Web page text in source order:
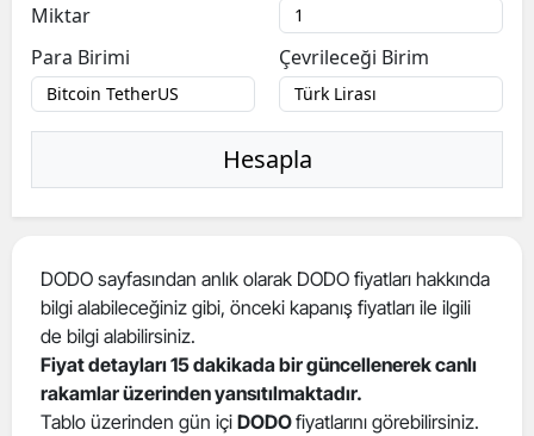
Bitlis
Bolu
Bursa
Çanakkale
Çankırı
Çorum
Denizli
Miktar
Para Birimi
Çevrileceği Birim
Hesapla
DODO sayfasından anlık olarak DODO fiyatları hakkında
bilgi alabileceğiniz gibi, önceki kapanış fiyatları ile ilgili
de bilgi alabilirsiniz.
Fiyat detayları 15 dakikada bir güncellenerek canlı
rakamlar üzerinden yansıtılmaktadır.
Tablo üzerinden gün içi DODOfiyatlarını görebilirsiniz.